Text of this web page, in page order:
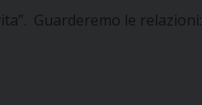
Guarderemo le